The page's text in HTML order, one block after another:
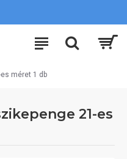
méret 1 db
21-es